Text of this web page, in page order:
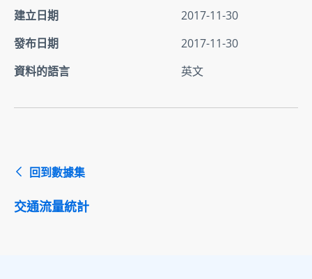
建立日期
2017-11-30
發布日期
2017-11-30
資料的語言
英文
回到數據集
交通流量統計